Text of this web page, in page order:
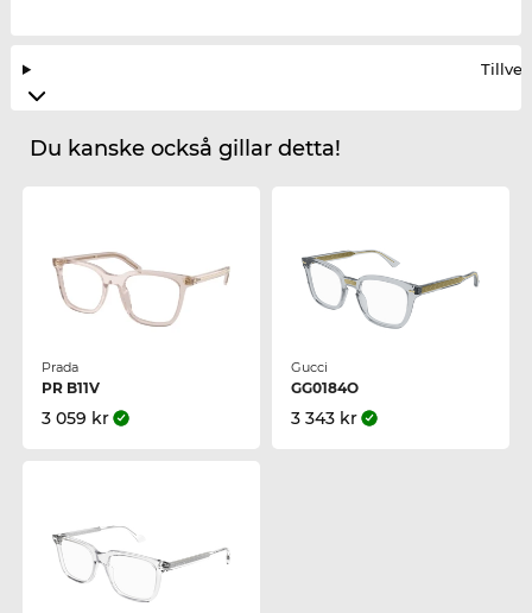
Du kanske också gillar detta!
Prada
PR B11V
3 059 kr
Gucci
GG0184O
3 343 kr